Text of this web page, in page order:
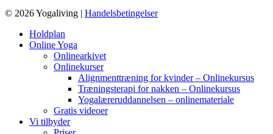
© 2026 Yogaliving | Handelsbetingelser
Holdplan
Online Yoga
Onlinearkivet
Onlinekurser
Alignmenttræning for kvinder – Onlinekursus
Træningsterapi for nakken – Onlinekursus
Yogalæreruddannelsen – onlinemateriale
Gratis videoer
Vi tilbyder